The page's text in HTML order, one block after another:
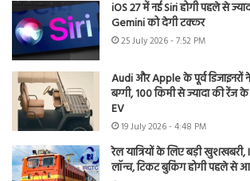
iOS 27 में नई Siri होगी पहले से
Gemini को देगी टक्कर
25 July 2026 - 7:52 PM
Audi और Apple के पूर्व डिजाइनरों
बग्गी, 100 किमी से ज्यादा की
EV
19 July 2026 - 4:48 PM
रेल यात्रियों के लिए बड़ी खुशखबरी,
लॉन्च, टिकट बुकिंग होगी पहले से